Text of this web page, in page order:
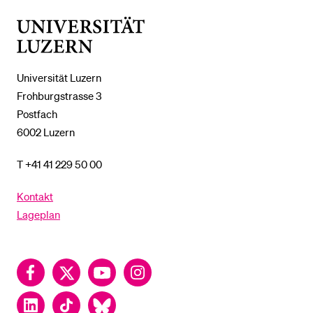
Universität Luzern
Frohburgstrasse 3
Postfach
6002 Luzern
T +41 41 229 50 00
Kontakt
Lageplan
FacebookTwitter YouTubeInstagram
LinkedInTikTok Bluesky